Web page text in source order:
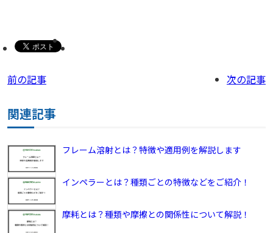
前の記事 次の記事
関連記事
フレーム溶射とは？特徴や適用例を解説します
インペラーとは？種類ごとの特徴などをご紹介！
摩耗とは？種類や摩擦との関係性について解説！